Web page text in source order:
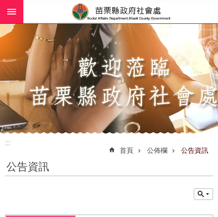
跳到主要內容區塊
進
業
務
介
社
(師)
服
:::
首頁 公佈欄 公告資訊
公告資訊